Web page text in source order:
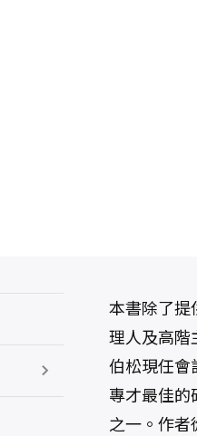
本書除了提
理人及高階
伯松現任會
專才最佳
之一。作